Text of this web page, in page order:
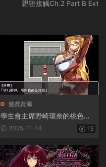
親密接觸Ch.2 Part B Ext
遊戲資源
學生會主席野崎環奈的桃色煩
惱 2025-11-14 15